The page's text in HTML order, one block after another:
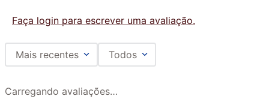
Faça login para escrever uma avaliação.
Mais recentes Todos
Carregando avaliações…